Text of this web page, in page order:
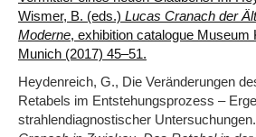
Wismer, B. (eds.) Lucas Cranach der
Moderne , exhibition catalogue
Munich (2017) 45–51.
Heydenreich, G., Die Veränderungen
Retabels im Entstehungsprozess –
strahlendiagnostischer